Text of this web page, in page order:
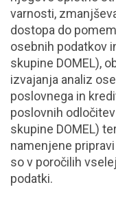
varnosti,
dostopa do
osebnih podatkov
skupine DOMEL),
izvajanja analiz
poslovnega in
poslovnih
skupine DOMEL)
namenjene
so v poročilih
podatki.